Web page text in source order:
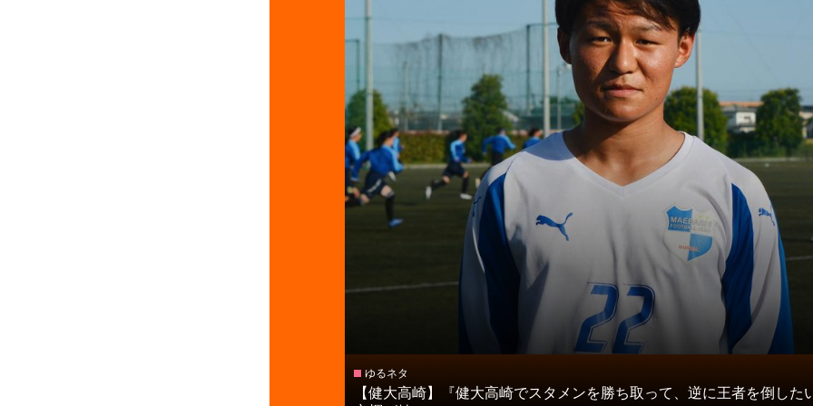
ゆるネタ
【健大高崎】『健大高崎でスタメンを勝ち取って、逆に王者を倒した